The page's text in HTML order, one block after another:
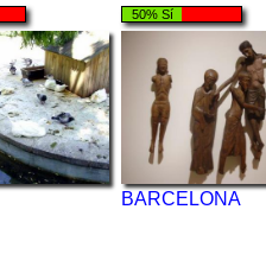
50% Sí
BARCELONA